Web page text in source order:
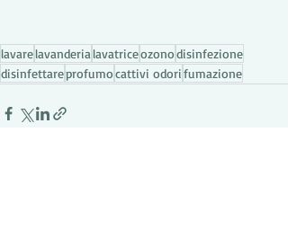
lavarelavanderialavatriceozonodisinfezione
disinfettareprofumocattivi odorifumazione